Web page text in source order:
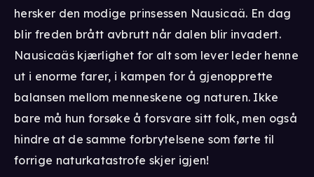
hersker den modige prinsessen Nausicaä. En dag
blir freden brått avbrutt når dalen blir invadert.
Nausicaäs kjærlighet for alt som lever leder henne
ut i enorme farer, i kampen for å gjenopprette
balansen mellom menneskene og naturen. Ikke
bare må hun forsøke å forsvare sitt folk, men også
hindre at de samme forbrytelsene som førte til
forrige naturkatastrofe skjer igjen!